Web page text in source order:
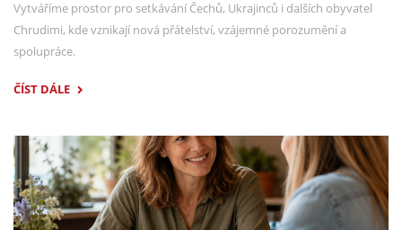
Vytváříme prostor pro setkávání Čechů, Ukrajinců i dalších obyvatel
Chrudimi, kde vznikají nová přátelství, vzájemné porozumění a
spolupráce.
ČÍST DÁLE